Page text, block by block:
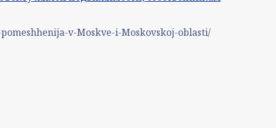
v-Moskve-i-Moskovskoj-oblasti/